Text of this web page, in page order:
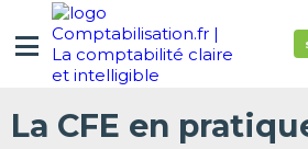
La CFE en